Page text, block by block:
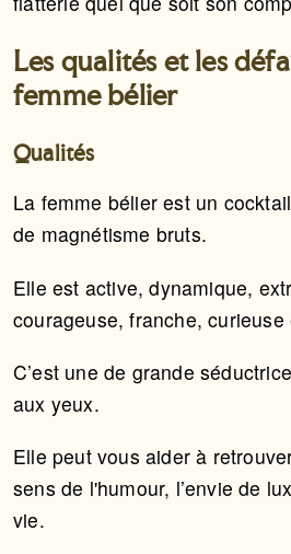
Les qualités et les
femme bélier
Qualités
La femme bélier est un
de magnétisme bruts.
Elle est active, dynamique,
courageuse, franche, curieuse
C’est une de grande
aux yeux.
Elle peut vous aider à
sens de l'humour, l’envie de
vie.